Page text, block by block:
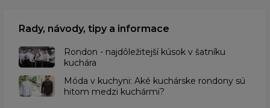
Rady, návody, tipy a informace
Rondon - najdôležitejší kúsok v šatníku
kuchára
​Móda v kuchyni: Aké kuchárske rondony sú
hitom medzi kuchármi?